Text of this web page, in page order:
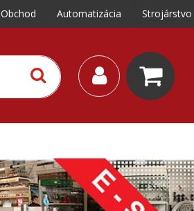
Obchod Automatizácia Strojárstvo